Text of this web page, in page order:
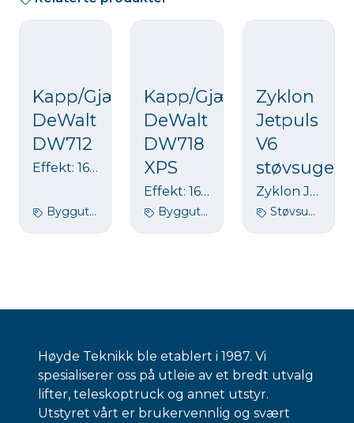
Kapp/Gjærsag
DeWalt
DW712
Effekt: 1600 WDiameter: 216 mmVinklingskapasitet: 48 / -2*Maks kuttdybde (sag): 85 mmMaks. kapasitet 45 / 45*: 208 x 50 mmEventuell slitasje av medlevert sagblad / salg av sagblad kommer i tillegg.
Byggutstyr
Kapp/Gjærsag
DeWalt
DW718
XPS
Effekt: 1675 WDiameter: 305mmVinklingskapasitet: 48 / -2*Maks kuttdybde (sag): 163 mmMaks. kapasitet 45 / 45*: 242 x 52 mm Eventuell slitasje av medlevert sagblad / salg av sagblad kommer i tillegg.
Byggutstyr
Zyklon
Jetpuls
V6
støvsuger
Zyklon JetPuls V6 er en kraftig og profesjonell industristøvsuger, utviklet for bruk sammen med små og mellomstore gulvslipemaskiner, fresemaskiner og blastringsmaskiner. Den egner seg også svært godt til oppgaver innen rent bygg og generell rengjøring i krevende arbeidsmiljøer.
Støvsuger, Byggutstyr, Renhold
Høyde Teknikk ble etablert i 1987. Vi
spesialiserer oss på utleie av et bredt utvalg
lifter, teleskoptruck og annet utstyr.
Utstyret vårt er brukervennlig og svært